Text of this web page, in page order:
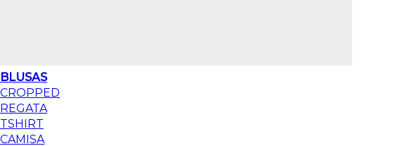
BLUSAS
CROPPED
REGATA
TSHIRT
CAMISA